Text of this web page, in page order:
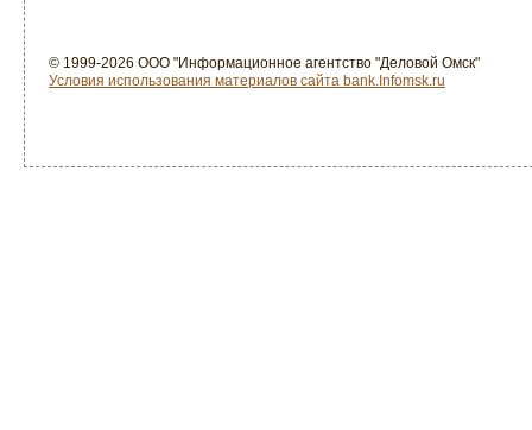
© 1999-2026 ООО "Информационное агентство "Деловой Омск"
Условия использования материалов сайта bank.Infomsk.ru